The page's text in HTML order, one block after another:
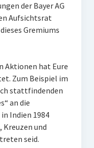
der Bayer AG
Aufsichtsrat
Gremiums
Aktionen hat Eure
Zum Beispiel im
stattfindenden
an die
Indien 1984
und
seid.